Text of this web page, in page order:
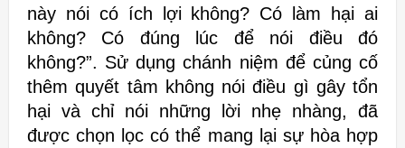
này nói có ích lợi không? Có làm hại ai
không? Có đúng lúc để nói điều đó
không?”. Sử dụng chánh niệm để củng cố
thêm quyết tâm không nói điều gì gây tổn
hại và chỉ nói những lời nhẹ nhàng, đã
được chọn lọc có thể mang lại sự hòa hợp